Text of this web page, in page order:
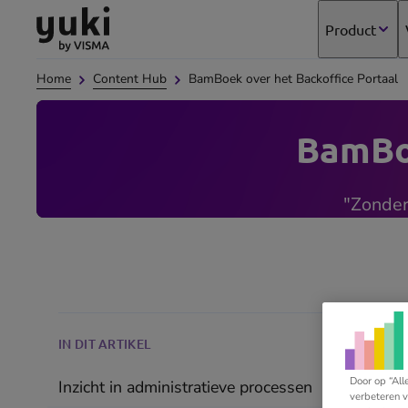
Direct
content
Direct
footer
Ga
naar
homepage
Product
Home Content Hub BamBoek over het Backoffice Portaal
IN DIT ARTIKEL
Inzicht in administratieve processen
Door op
verbeteren